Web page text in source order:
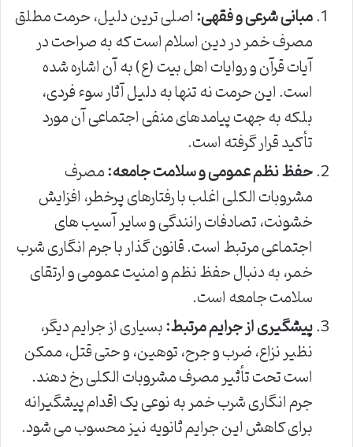
مبانی شرعی و فقهی:اصلی ترین دلیل، حرمت مطلق
مصرف خمر در دین اسلام است که به صراحت در
آیات قرآن و روایات اهل بیت (ع) به آن اشاره شده
است. این حرمت نه تنها به دلیل آثار سوء فردی،
بلکه به جهت پیامدهای منفی اجتماعی آن مورد
تأکید قرار گرفته است.
حفظ نظم عمومی و سلامت جامعه:مصرف
مشروبات الکلی اغلب با رفتارهای پرخطر، افزایش
خشونت، تصادفات رانندگی و سایر آسیب های
اجتماعی مرتبط است. قانون گذار با جرم انگاری شرب
خمر، به دنبال حفظ نظم و امنیت عمومی و ارتقای
سلامت جامعه است.
پیشگیری از جرایم مرتبط:بسیاری از جرایم دیگر،
نظیر نزاع، ضرب و جرح، توهین، و حتی قتل، ممکن
است تحت تأثیر مصرف مشروبات الکلی رخ دهند.
جرم انگاری شرب خمر به نوعی یک اقدام پیشگیرانه
برای کاهش این جرایم ثانویه نیز محسوب می شود.